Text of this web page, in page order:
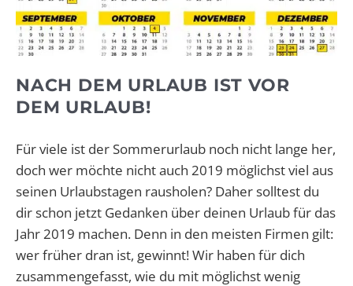
NACH DEM URLAUB IST VOR
DEM URLAUB!
Für viele ist der Sommerurlaub noch nicht lange her,
doch wer möchte nicht auch 2019 möglichst viel aus
seinen Urlaubstagen rausholen? Daher solltest du
dir schon jetzt Gedanken über deinen Urlaub für das
Jahr 2019 machen. Denn in den meisten Firmen gilt:
wer früher dran ist, gewinnt! Wir haben für dich
zusammengefasst, wie du mit möglichst wenig